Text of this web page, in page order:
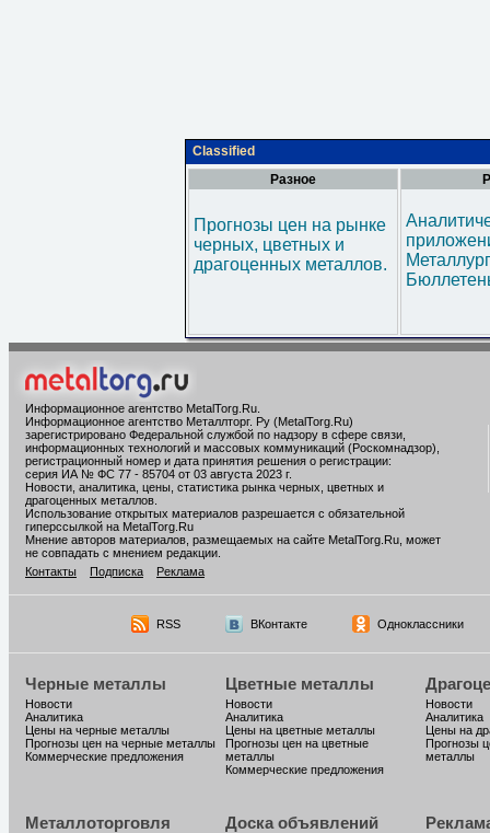
Classified
Разное
Прогнозы цен на рынке
черных, цветных и
драгоценных металлов.
Информационное агентство MetalTorg.Ru
Информационное агентство Металлторг. Ру (MetalTorg.Ru)
зарегистрировано Федеральной службой по надзору в сфере связи,
информационных технологий и массовых коммуникаций (Роскомнадзор),
регистрационный номер и дата принятия решения о регистрации:
серия ИА № ФС 77 - 85704 от 03 августа 2023 г.
Новости, аналитика, цены, статистика рынка черных, цветных и
драгоценных металлов.
Использование открытых материалов разрешается с обязательной
гиперссылкой на MetalTorg.Ru
Мнение авторов материалов, размещаемых на сайте MetalTorg.Ru, может
не совпадать с мнением редакции.
Контакты
Подписка Реклама
RSS ВКонтакте Одноклассники
Черные металлы
Новости
Аналитика
Цены на черные металлы
Прогнозы цен на черные металлы
Коммерческие предложения
Цветные металлы
Новости
Аналитика
Цены на цветные металлы
Прогнозы цен на цветные
металлы
Коммерческие предложения
Новости
Аналитика
Цены на
Прогнозы
металлы
Металлоторговля Доска объявлений